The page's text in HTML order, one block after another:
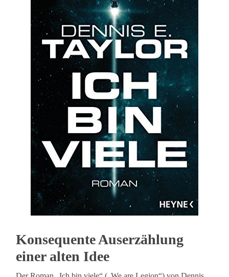
Konsequente Auserzählung
einer alten Idee